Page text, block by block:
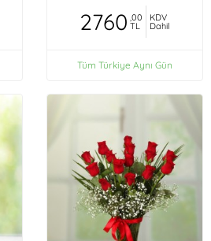
2760 ,00
TL
KDV
Dahil
Tüm Türkiye Aynı Gün